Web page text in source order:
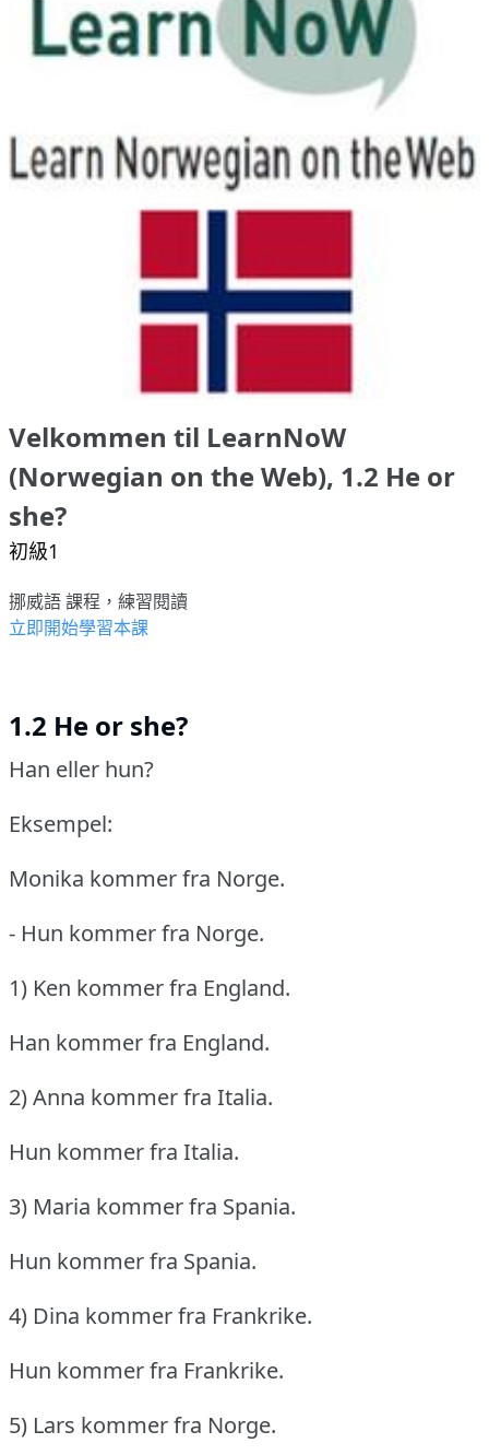
Velkommen til LearnNoW
(Norwegian on the Web), 1.2 He or
she?
初級1
挪威語 課程，練習閱讀
立即開始學習本課
1.2 He or she?
Han eller hun?
Eksempel:
Monika kommer fra Norge.
- Hun kommer fra Norge.
1) Ken kommer fra England.
Han kommer fra England.
2) Anna kommer fra Italia.
Hun kommer fra Italia.
3) Maria kommer fra Spania.
Hun kommer fra Spania.
4) Dina kommer fra Frankrike.
Hun kommer fra Frankrike.
5) Lars kommer fra Norge.